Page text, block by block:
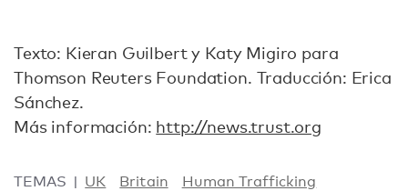
Texto: Kieran Guilbert y Katy Migiro para
Thomson Reuters Foundation. Traducción: Erica
Sánchez.
Más información: http://news.trust.org
TEMAS UK Britain
Human Trafficking